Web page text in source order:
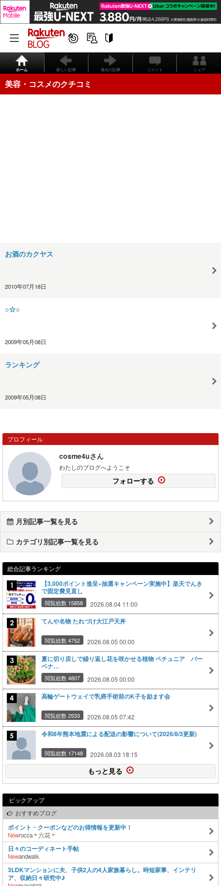
ホーム 新しい記事 過去の記事 コメント シェア
美容・コスメのクチコミ
お酒のカクヤス
2010年07月18日
○☆○
2009年05月08日
ランキング
2009年05月08日
プロフィール
cosme4uさん
わたしのブログへようこそ
フォローする
月別記事一覧を見る
カテゴリ別記事一覧を見る
総合記事ランキング
【3,000ポイント進呈×抽選キャンペーン実施中】楽天でんき
で固定費見直し
閲覧総数 15858 2026.08.04 11:00
てんや名物 たれづけ大江戸天丼
閲覧総数 4752 2026.08.05 00:00
夏に切り戻しで繰り返し花を咲かせる植物 ペチュニア バー
ベナ…
閲覧総数 4807 2026.08.05 00:00
高輪ゲートウェイで乳癌手術前のK子を励ます会
閲覧総数 2533 2026.08.05 07:42
令和8年熊本地震による配送の影響について(2026/8/3更新)
閲覧総数 17148 2026.08.03 18:15
もっと見る
ピックアップ
おすすめブログ
ポイント・クーポンなどのお得情報を更新中！
Newrocca＊六花＊
日々のコーディネート手帖
Newandwalk.
3LDKマンションに夫、子供2人の4人家族暮らし。時短家事、インテリ
ア、収納日々研究中♪